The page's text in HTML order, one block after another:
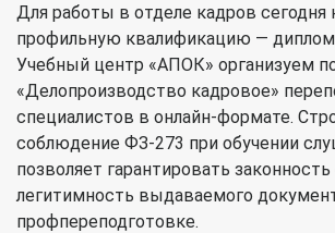
Для работы в отделе кадров
профильную квалификацию — диплом
Учебный центр «АПОК» организуем
«Делопроизводство кадровое»
специалистов в онлайн-формате.
соблюдение ФЗ-273 при обучении
позволяет гарантировать
легитимность выдаваемого
профпереподготовке.